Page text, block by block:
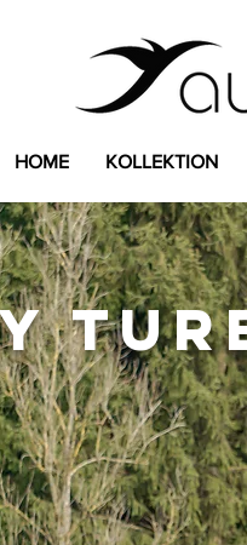
HOME KOLLEKTION